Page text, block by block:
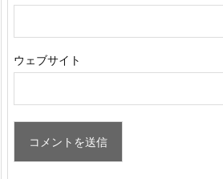
ウェブサイト